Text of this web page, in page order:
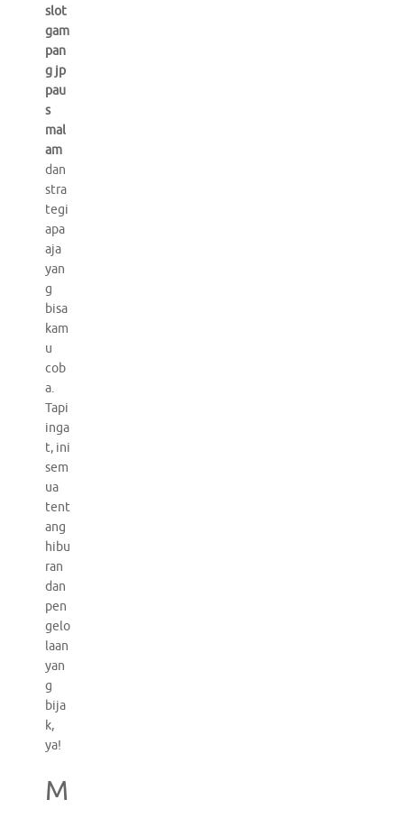
slot
gam
pan
g jp
pau
s
mal
am
dan
stra
tegi
apa
aja
yan
g
bisa
kam
u
cob
a.
Tapi
inga
t, ini
sem
ua
tent
ang
hibu
ran
dan
pen
gelo
laan
yan
g
bija
k,
ya!
M